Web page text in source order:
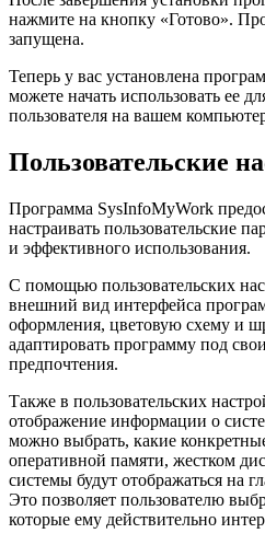
нажмите на кнопку «Готово».
запущена.
Теперь у вас установлена
можете начать использовать ее
пользователя на вашем
Пользовательские
Программа SysInfoMyWork
настраивать пользовательские
и эффективного использования.
С помощью пользовательских
внешний вид интерфейса
оформления, цветовую схему и
адаптировать программу под
предпочтения.
Также в пользовательских
отображение информации о
можно выбрать, какие
оперативной памяти, жестком
системы будут отображаться на
Это позволяет пользователю
которые ему действительно